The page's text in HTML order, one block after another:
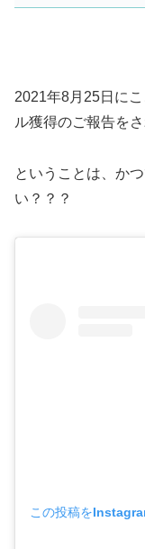
2021年8月25日に
ル獲得のご報告をさ
ということは、か
い？？？
この投稿を